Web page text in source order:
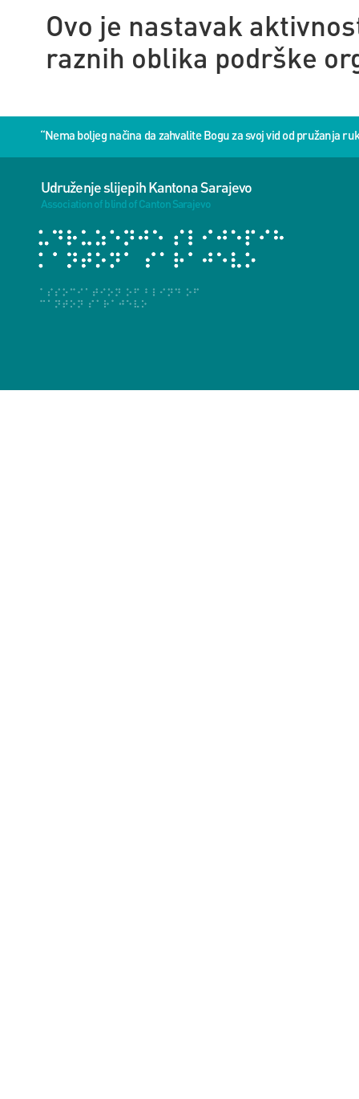
Ovo je nastavak
raznih oblika podrške
“Nema boljeg načina da zahvalite Bogu za svoj vid od pružanja
Udruženje slijepih Kantona Sarajevo
Association of blind of Canton Sarajevo